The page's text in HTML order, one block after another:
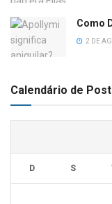
Como
2 DE
Calendário de
D S